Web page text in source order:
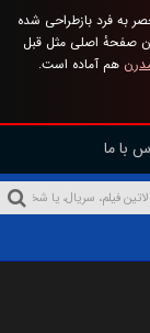
به فرد بازطراحی شده
صفحهٔ اصلی مثل قبل
هم آماده است.
با ما